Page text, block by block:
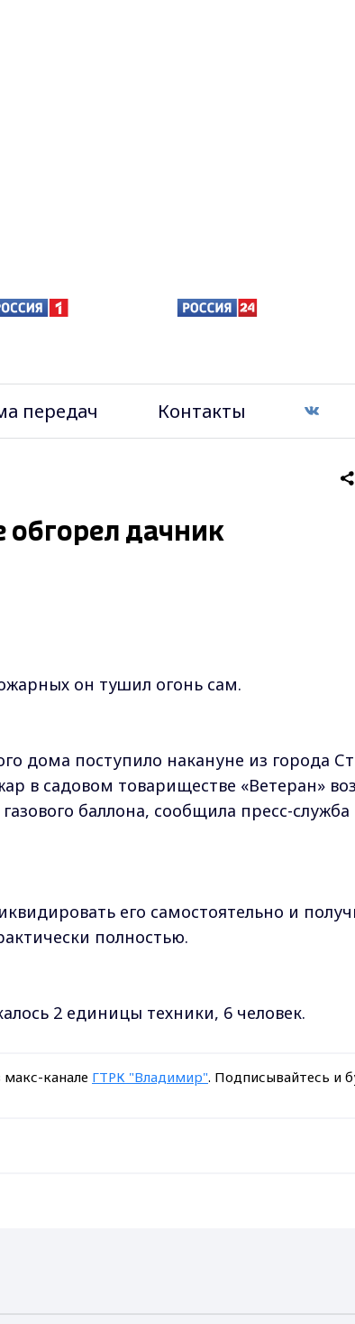
передач Контакты
обгорел дачник
он тушил огонь сам.
дома поступило накануне из города
в садовом товариществе «Ветеран»
баллона, сообщила пресс-
его самостоятельно и
полностью.
2 единицы техники, 6 человек.
канале ГТРК "Владимир". Подписывайтесь и